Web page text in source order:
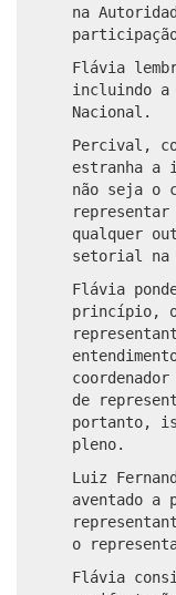
na
Flávia
incluindo a
Nacional.
Percival,
estranha a
não seja o
qualquer
setorial na
Flávia
princípio, o
de
portanto,
pleno.
Luiz
aventado a
o
Flávia